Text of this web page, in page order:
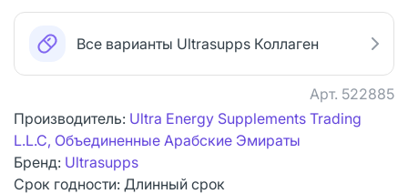
Все варианты Ultrasupps Коллаген
Арт. 522885
Производитель: Ultra Energy Supplements Trading
L.L.C, Объединенные Арабские Эмираты
Бренд: Ultrasupps
Срок годности: Длинный срок